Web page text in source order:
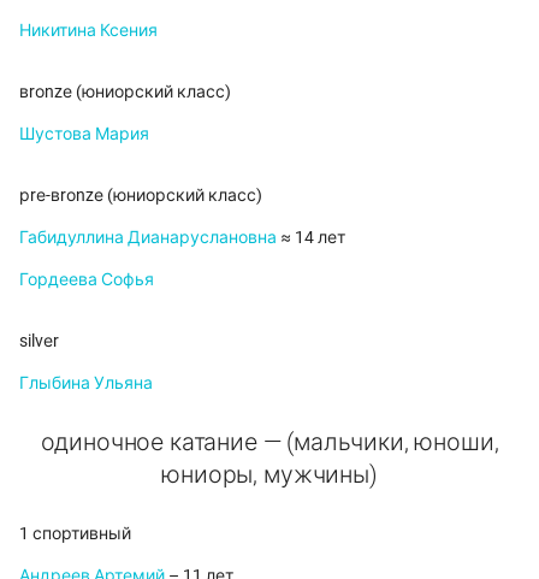
Никитина Ксения
вrоnzе (юниорский класс)
Шустова Мария
рrе-вrоnzе (юниорский класс)
Габидуллина Дианаруслановна ≈ 14 лет
Гордеева Софья
silvеr
Глыбина Ульяна
одиночное катание — (мальчики, юноши,
юниоры, мужчины)
1 спортивный
Андреев Артемий – 11 лет